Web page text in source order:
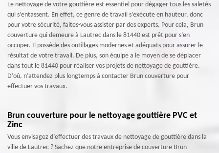
Le nettoyage de votre gouttière est essentiel pour dégager tous les saletés
qui s’entassent. En effet, ce genre de travail s’exécute en hauteur, donc
pour votre sécurité, faites-vous assister par des experts. Pour cela, Brun
couverture qui demeure à Lautrec dans le 81440 est prêt pour s’en
occuper. Il possède des outillages modernes et adéquats pour assurer le
résultat de votre travail. De plus, son équipe a le moyen de se déplacer
dans tout le 81440 pour réaliser vos projets de nettoyage de gouttière.
D’où, n’attendez plus longtemps à contacter Brun couverture pour
effectuer vos travaux.
Brun couverture pour le nettoyage gouttière PVC et
Zinc
Vous envisagez d’effectuer des travaux de nettoyage de gouttière dans la
ville de Lautrec ? Sachez que notre entreprise de couverture Brun